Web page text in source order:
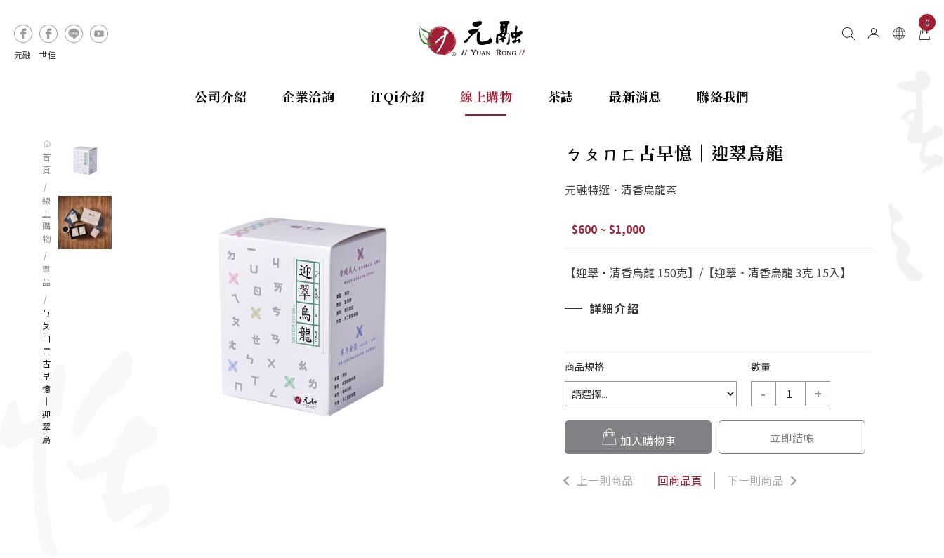
元融 世佳
0
公司介紹 企業洽詢 iTQi介紹 線上購物 茶誌 最新消息 聯絡我們
首
頁
線
上
購
物
單
品
ㄅ
ㄆ
ㄇ
ㄈ
古
早
憶
｜
迎
翠
烏
ㄅㄆㄇㄈ古早憶｜迎翠烏龍
元融特選．清香烏龍茶
$600 ~ $1,000
【迎翠‧清香烏龍 150克】/【迎翠‧清香烏龍 3克 15入】
詳細介紹
商品規格 數量
- +
加入購物車 立即結帳
上一則商品 回商品頁 下一則商品